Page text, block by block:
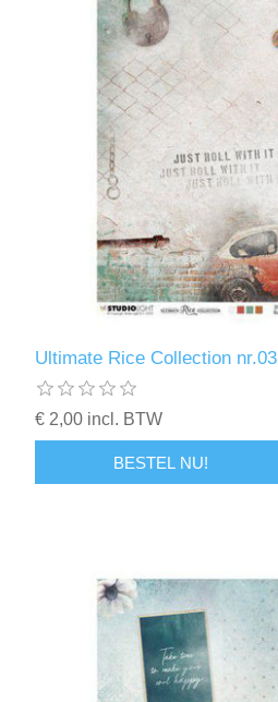
Ultimate Rice Collection nr.03
€ 2,00 incl. BTW
BESTEL NU!